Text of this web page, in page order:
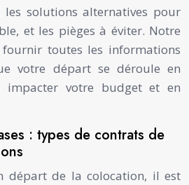
solutions alternatives pour
et les pièges à éviter. Notre
toutes les informations
votre départ se déroule en
impacter votre budget et en
: types de contrats de
départ de la colocation, il est